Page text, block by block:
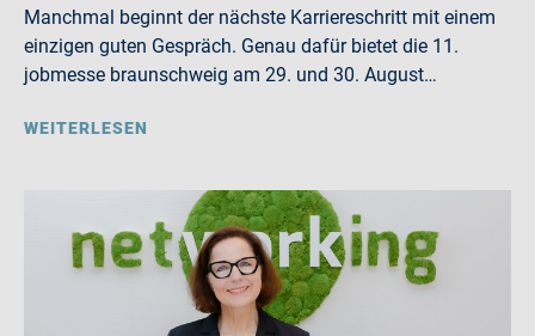
Manchmal beginnt der nächste Karriereschritt mit einem
einzigen guten Gespräch. Genau dafür bietet die 11.
jobmesse braunschweig am 29. und 30. August…
WEITERLESEN